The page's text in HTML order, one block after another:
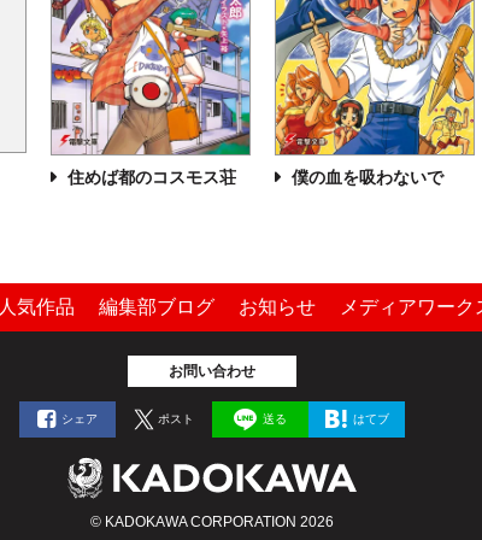
住めば都のコスモス荘 僕の血を吸わないで
人気作品 編集部ブログ お知らせ メディアワーク
お問い合わせ
シェア ポスト 送る はてブ
© KADOKAWA CORPORATION 2026